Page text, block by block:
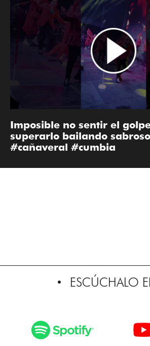
Imposible no sentir el
superarlo bailando sabroso
#cañaveral #cumbia
ESCÚCHALO